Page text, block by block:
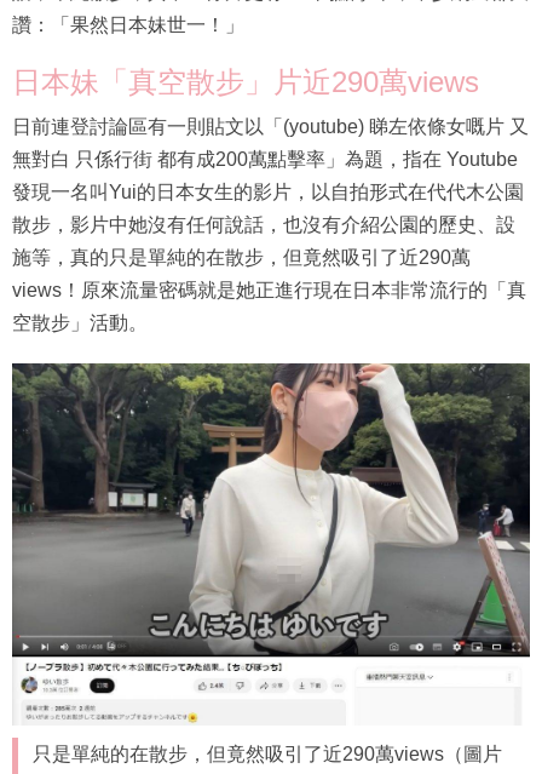
讚：「果然日本妹世一！」
日本妹「真空散步」片近290萬views
日前連登討論區有一則貼文以「(youtube) 睇左依條女嘅片 又
無對白 只係行街 都有成200萬點擊率」為題，指在 Youtube
發現一名叫Yui的日本女生的影片，以自拍形式在代代木公園
散步，影片中她沒有任何說話，也沒有介紹公園的歷史、設
施等，真的只是單純的在散步，但竟然吸引了近290萬
views！原來流量密碼就是她正進行現在日本非常流行的「真
空散步」活動。
只是單純的在散步，但竟然吸引了近290萬views（圖片